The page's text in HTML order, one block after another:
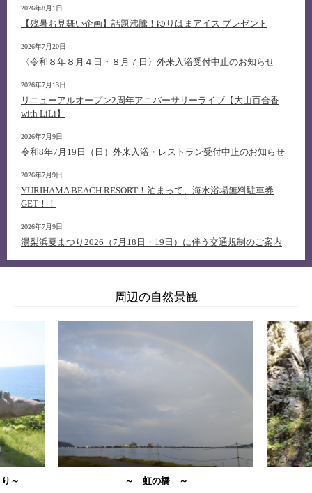
2026年8月1日
【残暑お見舞い企画】話題沸騰！ゆりはまアイス プレゼント
2026年7月20日
〈令和８年８月４日・８月７日〉外来入浴受付中止のお知らせ
2026年7月13日
リニューアルオープン2周年アニバーサリーライブ【大山百合香
with LiLi】
2026年7月9日
令和8年7月19日（日）外来入浴・レストラン受付中止のお知らせ
2026年7月9日
YURIHAMA BEACH RESORT！泊まって、海水浴場無料駐車券
GET！！
2026年7月9日
湯梨浜夏まつり2026（7月18日・19日）に伴う交通規制のご案内
周辺の自然景観
～ ～ 虹の橋 ～